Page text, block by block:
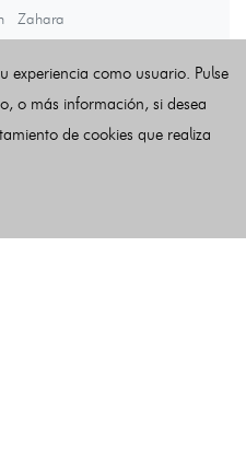
Zahara
Últimas noticias
experiencia como usuario. Pulse
o más información, si desea
de cookies que realiza